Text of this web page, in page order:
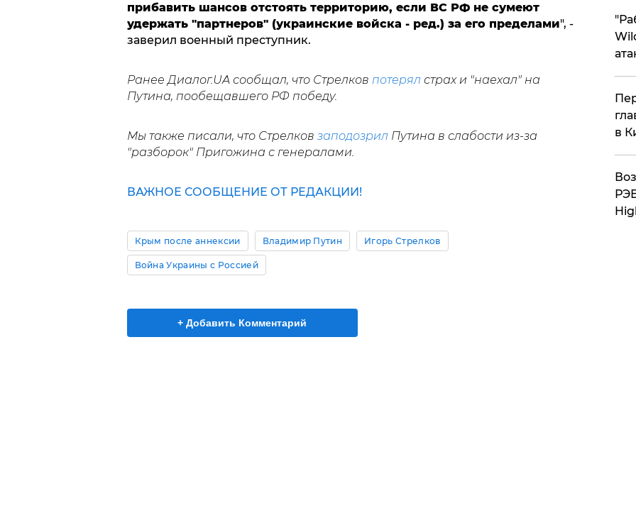
прибавить шансов отстоять территорию, если ВС РФ не сумеют
удержать "партнеров" (украинские войска - ред.) за его пределами", -
заверил военный преступник.
Ранее Диалог.UA сообщал, что Стрелков потерял страх и "наехал" на
Путина, пообещавшего РФ победу.
Мы также писали, что Стрелков заподозрил Путина в слабости из-за
"разборок" Пригожина с генералами.
ВАЖНОЕ СООБЩЕНИЕ ОТ РЕДАКЦИИ!
Крым после аннексии Владимир Путин Игорь Стрелков
Война Украины с Россией
+ Добавить Комментарий
в